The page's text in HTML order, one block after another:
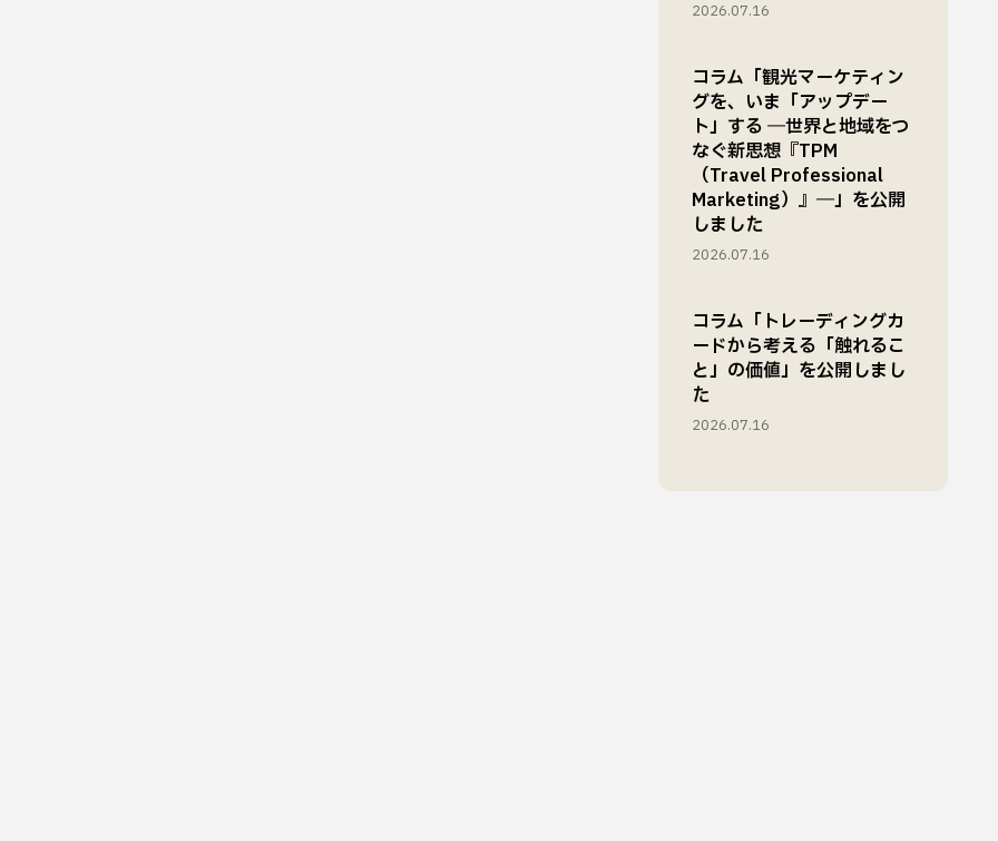
2026.07.16
コラム「観光マーケティン
グを、いま「アップデー
ト」する ―世界と地域をつ
なぐ新思想『TPM
（Travel Professional
Marketing）』―」を公開
しました
2026.07.16
コラム「トレーディングカ
ードから考える「触れるこ
と」の価値」を公開しまし
た
2026.07.16